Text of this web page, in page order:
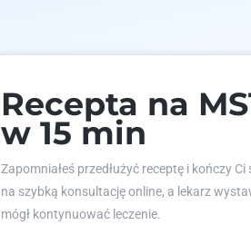
Recepta na
w 15 min
Zapomniałeś przedłużyć receptę i kończy Ci
na szybką konsultację online, a lekarz
mógł kontynuować leczenie.